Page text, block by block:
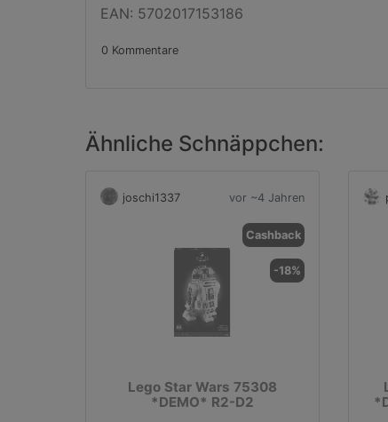
EAN: 5702017153186
0 Kommentare
Ähnliche Schnäppchen:
joschi1337 vor ~4 Jahren
Cashback
-18%
Lego Star Wars 75308
*DEMO* R2-D2